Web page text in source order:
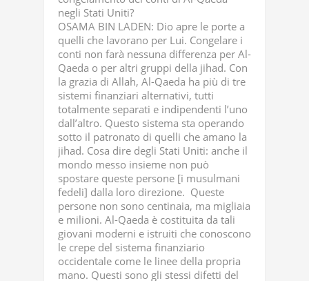
negli Stati Uniti?
OSAMA BIN LADEN: Dio apre le porte a
quelli che lavorano per Lui. Congelare i
conti non farà nessuna differenza per Al-
Qaeda o per altri gruppi della jihad. Con
la grazia di Allah, Al-Qaeda ha più di tre
sistemi finanziari alternativi, tutti
totalmente separati e indipendenti l’uno
dall’altro. Questo sistema sta operando
sotto il patronato di quelli che amano la
jihad. Cosa dire degli Stati Uniti: anche il
mondo messo insieme non può
spostare queste persone [i musulmani
fedeli] dalla loro direzione. Queste
persone non sono centinaia, ma migliaia
e milioni. Al-Qaeda è costituita da tali
giovani moderni e istruiti che conoscono
le crepe del sistema finanziario
occidentale come le linee della propria
mano. Questi sono gli stessi difetti del